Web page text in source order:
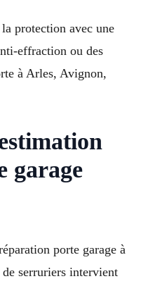
protection avec une
effraction ou des
à Arles, Avignon,
garage
porte garage à
serruriers intervient